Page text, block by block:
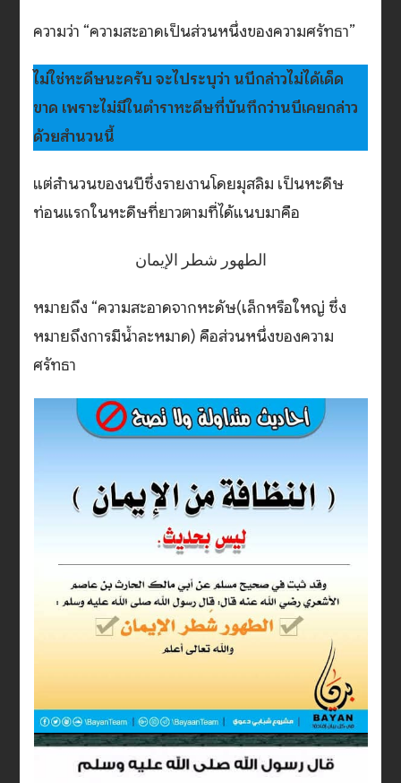
ความว่า “ความสะอาดเป็นส่วนหนึ่งของความศรัทธา”
ไม่ใช่หะดีษนะครับ จะไประบุว่า นบีกล่าวไม่ได้เด็ด
ขาด เพราะไม่มีในตำราหะดีษที่บันทึกว่านบีเคยกล่าว
ด้วยสำนวนนี้
แต่สำนวนของนบีซึ่งรายงานโดยมุสลิม เป็นหะดีษ
ท่อนแรกในหะดีษที่ยาวตามที่ได้แนบมาคือ
الطهور شطر الإيمان
หมายถึง “ความสะอาดจากหะดัษ(เล็กหรือใหญ่ ซึ่ง
หมายถึงการมีน้ำละหมาด) คือส่วนหนึ่งของความ
ศรัทธา